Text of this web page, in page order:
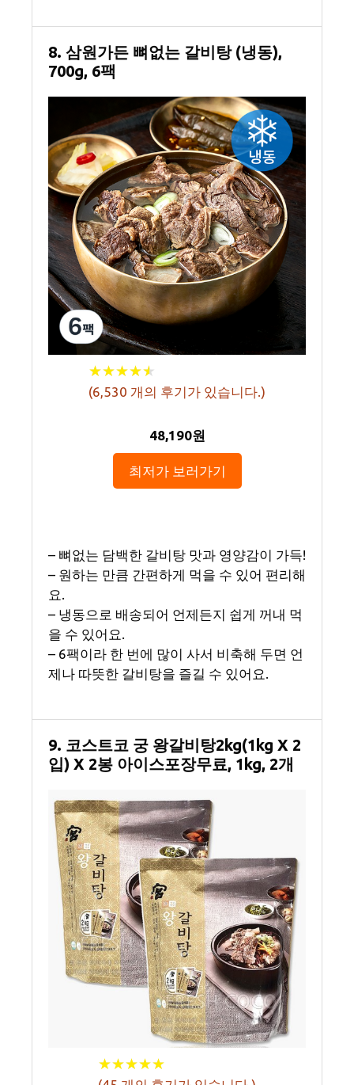
8. 삼원가든 뼈없는 갈비탕 (냉동),
700g, 6팩
★★★★★
★★★★★
(6,530 개의 후기가 있습니다.)
48,190원
최저가 보러가기
– 뼈없는 담백한 갈비탕 맛과 영양감이 가득!
– 원하는 만큼 간편하게 먹을 수 있어 편리해
요.
– 냉동으로 배송되어 언제든지 쉽게 꺼내 먹
을 수 있어요.
– 6팩이라 한 번에 많이 사서 비축해 두면 언
제나 따뜻한 갈비탕을 즐길 수 있어요.
9. 코스트코 궁 왕갈비탕2kg(1kg X 2
입) X 2봉 아이스포장무료, 1kg, 2개
★★★★★
★★★★★